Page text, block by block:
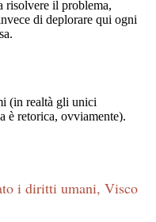
i diritti umani, Visco